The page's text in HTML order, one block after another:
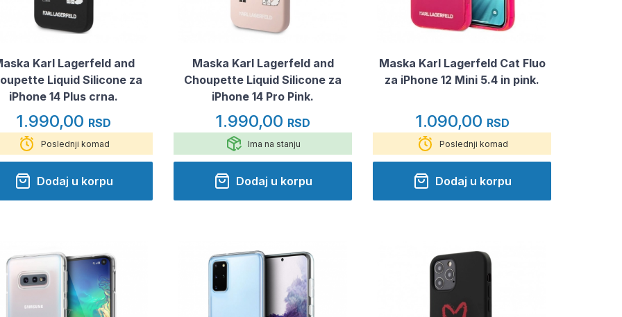
Karl Lagerfeld and
Liquid Silicone za
iPhone 14 Plus crna.
1.990,00 RSD
Poslednji komad
Dodaj u korpu
Maska Karl Lagerfeld and
Choupette Liquid Silicone za
iPhone 14 Pro Pink.
1.990,00 RSD
Ima na stanju
Dodaj u korpu
Maska Karl Lagerfeld Cat Fluo
za iPhone 12 Mini 5.4 in pink.
1.090,00 RSD
Poslednji komad
Dodaj u korpu